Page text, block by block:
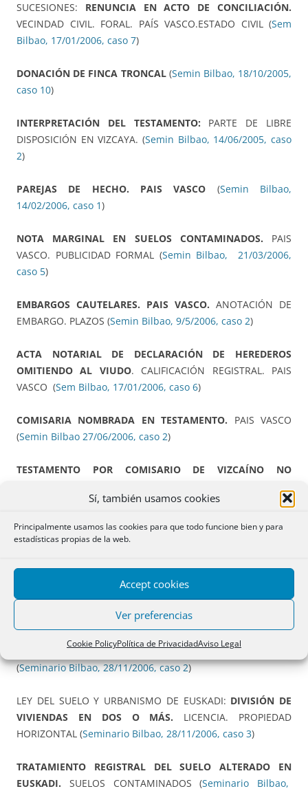
Sí, también usamos cookies
Principalmente usamos las cookies para que todo funcione bien y para
estadísticas propias de la web.
Accept cookies
Ver preferencias
Cookie PolicyPolítica de PrivacidadAviso Legal
SUCESIONES: RENUNCIA EN ACTO DE CONCILIACIÓN.
VECINDAD CIVIL. FORAL. PAÍS VASCO.ESTADO CIVIL (Sem
Bilbao, 17/01/2006, caso 7)
DONACIÓN DE FINCA TRONCAL(Semin Bilbao, 18/10/2005,
caso 10)
INTERPRETACIÓN DEL TESTAMENTO: PARTE DE LIBRE
DISPOSICIÓN EN VIZCAYA. (Semin Bilbao, 14/06/2005, caso
2)
PAREJAS DE HECHO. PAIS VASCO (Semin Bilbao,
14/02/2006, caso 1)
NOTA MARGINAL EN SUELOS CONTAMINADOS. PAIS
VASCO. PUBLICIDAD FORMAL (Semin Bilbao, 21/03/2006,
caso 5)
EMBARGOS CAUTELARES. PAIS VASCO. ANOTACIÓN DE
EMBARGO. PLAZOS (Semin Bilbao, 9/5/2006, caso 2)
ACTA NOTARIAL DE DECLARACIÓN DE HEREDEROS
OMITIENDO AL VIUDO. CALIFICACIÓN REGISTRAL. PAIS
VASCO (Sem Bilbao, 17/01/2006, caso 6)
COMISARIA NOMBRADA EN TESTAMENTO. PAIS VASCO
(Semin Bilbao 27/06/2006, caso 2)
TESTAMENTO POR COMISARIO DE VIZCAÍNO NO
27/06/2006, caso 4
LEY DEL SUELO Y URBANISMO DE EUSKADI:CAMBIO DE
DESTINO. PROPIEDAD HORIZONTAL
28/11/2006, caso 1)
DELIMITACIÓN DE ÁMBITOS. TANTEO Y RETRACTO
(Seminario Bilbao, 28/11/2006, caso 2)
LEY DEL SUELO Y URBANISMO DE EUSKADI: DIVISIÓN DE
VIVIENDAS EN DOS O MÁS. LICENCIA. PROPIEDAD
HORIZONTAL (Seminario Bilbao, 28/11/2006, caso 3)
TRATAMIENTO REGISTRAL DEL SUELO ALTERADO EN
EUSKADI. SUELOS CONTAMINADOS (Seminario Bilbao,